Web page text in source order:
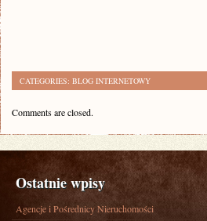
CATEGORIES: BLOG INTERNETOWY
Comments are closed.
Ostatnie wpisy
Agencje i Pośrednicy Nieruchomości